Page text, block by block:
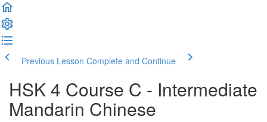
Previous Lesson Complete and Continue
HSK 4 Course C - Intermediate
Mandarin Chinese